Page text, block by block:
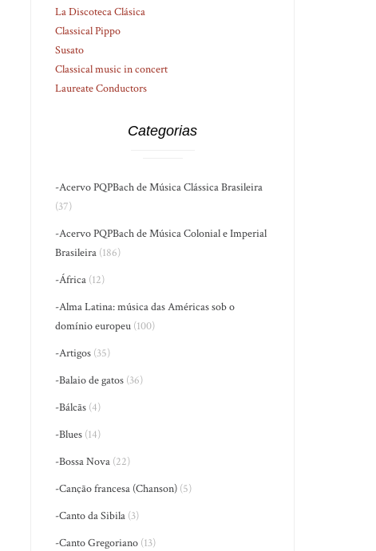
La Discoteca Clásica
Classical Pippo
Susato
Classical music in concert
Laureate Conductors
Categorias
-Acervo PQPBach de Música Clássica Brasileira
(37)
-Acervo PQPBach de Música Colonial e Imperial
Brasileira (186)
-África (12)
-Alma Latina: música das Américas sob o
domínio europeu (100)
-Artigos (35)
-Balaio de gatos (36)
-Bálcãs (4)
-Blues (14)
-Bossa Nova (22)
-Canção francesa (Chanson) (5)
-Canto da Sibila (3)
-Canto Gregoriano (13)